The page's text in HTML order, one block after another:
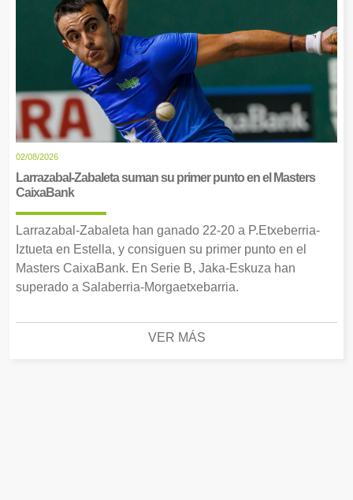
02/08/2026
Larrazabal-Zabaleta suman su primer punto en el Masters
CaixaBank
Larrazabal-Zabaleta han ganado 22-20 a P.Etxeberria-
Iztueta en Estella, y consiguen su primer punto en el
Masters CaixaBank. En Serie B, Jaka-Eskuza han
superado a Salaberria-Morgaetxebarria.
VER MÁS